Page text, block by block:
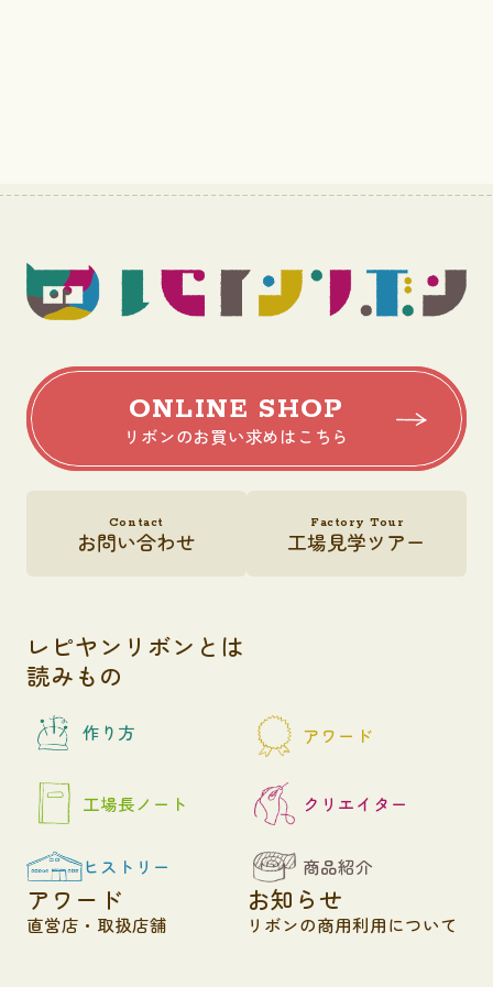
ONLINE SHOP
リボンのお買い求めはこちら
Contact
お問い合わせ
Factory Tour
工場見学ツアー
レピヤンリボンとは
読みもの
作り方 アワード
工場長ノート クリエイター
ヒストリー 商品紹介
アワード お知らせ
直営店・取扱店舗 リボンの商用利用について